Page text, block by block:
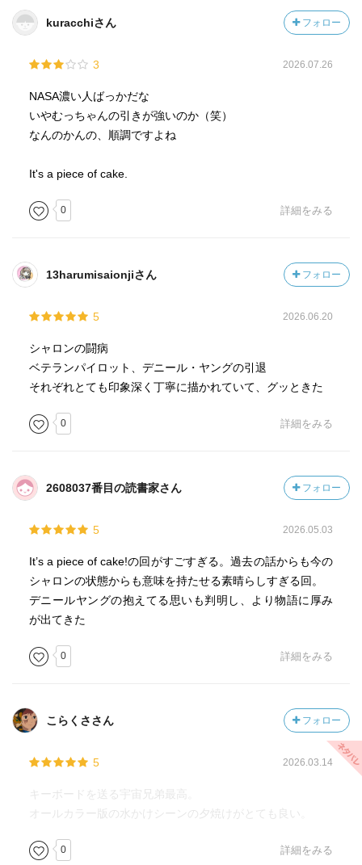
kuracchiさん フォロー
3 2026.07.26
NASA濃い人ばっかだな
いやむっちゃんの引きが強いのか（笑）
なんのかんの、順調ですよね
It's a piece of cake.
0 詳細をみる
13harumisaionjiさん フォロー
5 2026.06.20
シャロンの闘病
ベテランパイロット、デニール・ヤングの引退
それぞれとても印象深く丁寧に描かれていて、グッときた
0 詳細をみる
2608037番目の読書家さん フォロー
5 2026.05.03
It’s a piece of cake!の回がすごすぎる。過去の話からも今の
シャロンの状態からも意味を持たせる素晴らしすぎる回。
デニールヤングの抱えてる思いも判明し、より物語に厚み
が出てきた
0 詳細をみる
こらくささん フォロー
5 2026.03.14
キーボードを送る宇宙兄弟最高。
オールカラー版の水かけシーンの夕焼けがとても良い。
0 詳細をみる